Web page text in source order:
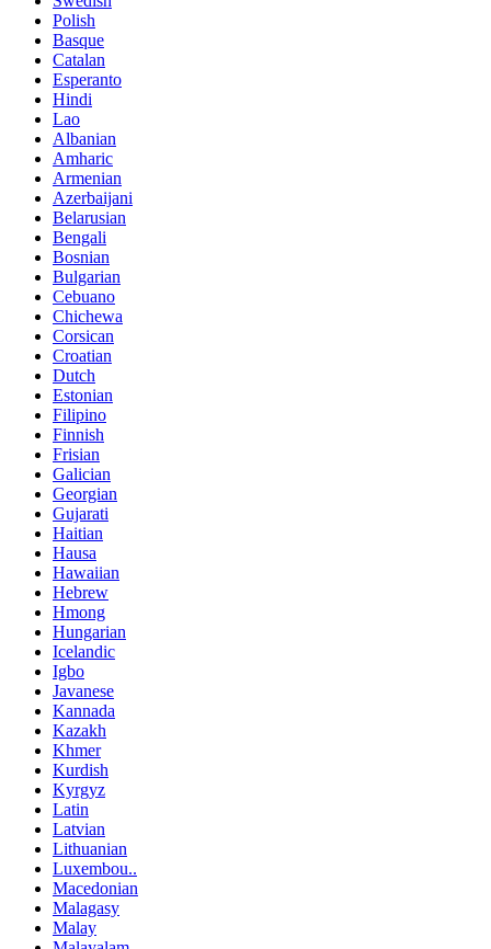
Polish
Basque
Catalan
Esperanto
Hindi
Lao
Albanian
Amharic
Armenian
Azerbaijani
Belarusian
Bengali
Bosnian
Bulgarian
Cebuano
Chichewa
Corsican
Croatian
Dutch
Estonian
Filipino
Finnish
Frisian
Galician
Georgian
Gujarati
Haitian
Hausa
Hawaiian
Hebrew
Hmong
Hungarian
Icelandic
Igbo
Javanese
Kannada
Kazakh
Khmer
Kurdish
Kyrgyz
Latin
Latvian
Lithuanian
Luxembou..
Macedonian
Malagasy
Malay